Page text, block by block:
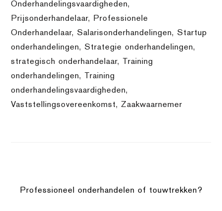
Onderhandelingsvaardigheden,
Prijsonderhandelaar, Professionele
Onderhandelaar, Salarisonderhandelingen, Startup
onderhandelingen, Strategie onderhandelingen,
strategisch onderhandelaar,
Training
onderhandelingen,
Training
onderhandelingsvaardigheden,
Vaststellingsovereenkomst, Zaakwaarnemer
Professioneel onderhandelen of touwtrekken?